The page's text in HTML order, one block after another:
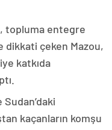
topluma entegre
dikkati çeken Mazou,
katkıda
kaçanların komşu